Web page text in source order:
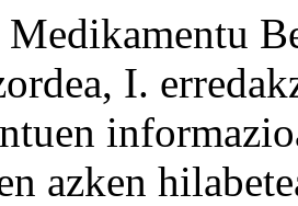
I.
azken